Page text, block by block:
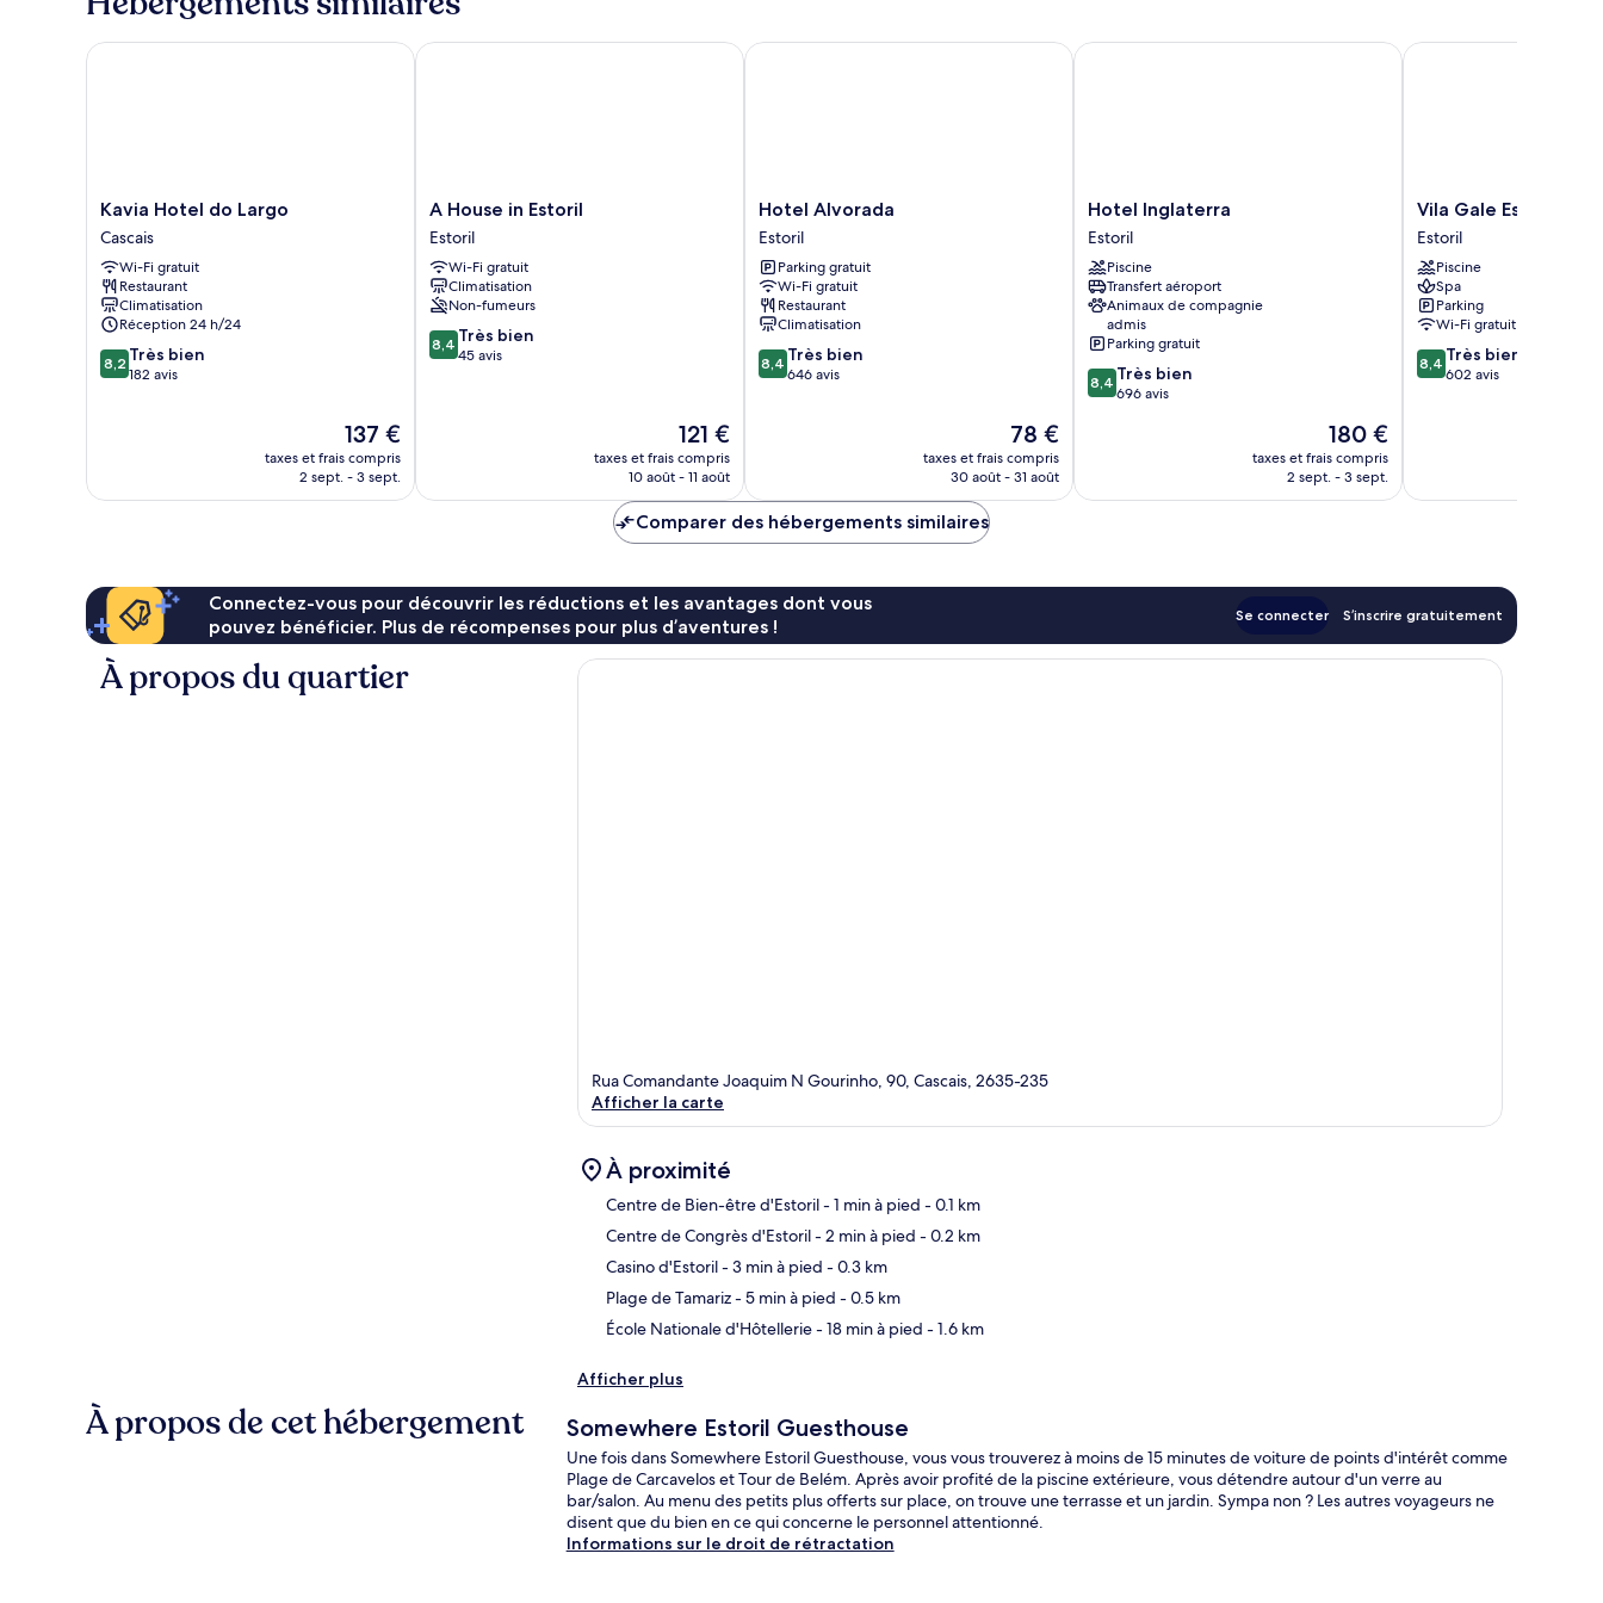
jumeaux
de
Chambre
terrasse
Chambre
Suite
Kavia
Hotel
do
Largo
Cascais
Kavia Hotel do Largo
Cascais
Wi-Fi gratuit
Restaurant
Climatisation
Réception 24 h/24
8.2
sur
8,2 Très bien
182 avis
Le
nouveau
prix
137 €
taxes et frais compris
2 sept. - 3 sept.
Kavia Hotel do Largo
A
House
in
Estoril
Estoril
A House in Estoril
Estoril
Wi-Fi gratuit
Climatisation
Non-fumeurs
8.4
sur
8,4 Très bien
45 avis
Le
nouveau
prix
de
121 €
121 €
taxes et frais compris
10 août - 11 août
A House in Estoril
Hotel
Alvorada
Estoril
Hotel Alvorada
Estoril
Parking gratuit
Wi-Fi gratuit
Restaurant
Climatisation
8.4
sur
8,4 Très bien
646 avis
Le
nouveau
prix
78 €
taxes et frais compris
30 août - 31 août
Hotel Alvorada
Hotel
Inglaterra
Estoril
Hotel Inglaterra
Estoril
Piscine
Transfert aéroport
Animaux de compagnie
admis
Parking gratuit
8.4
sur
8,4 Très bien
696 avis
Le
nouveau
prix
180 €
taxes et frais compris
2 sept. - 3 sept.
Hotel Inglaterra
Vila
Gale
Estoril
Hotel
Estoril
Vila Gale Estoril
Estoril
Piscine
Spa
Parking
Wi-Fi gratuit
8.4
sur
8,4 Très bien
602 avis
Vila Gale Estoril Hotel
Comparer des hébergements similaires
Connectez-vous pour découvrir les réductions et les avantages dont vous
pouvez bénéficier. Plus de récompenses pour plus d’aventures !
Se connecter S’inscrire gratuitement
À propos du quartier
Rua Comandante Joaquim N Gourinho, 90, Cascais, 2635-235
Afficher la carte
À proximité
Centre de Bien-être d'Estoril- 1 min à pied - 0.1 km
Centre de Congrès d'Estoril- 2 min à pied - 0.2 km
Casino d'Estoril- 3 min à pied - 0.3 km
Plage de Tamariz- 5 min à pied - 0.5 km
École Nationale d'Hôtellerie- 18 min à pied - 1.6 km
Afficher plus
À propos de cet hébergement Somewhere Estoril Guesthouse
Une fois dans Somewhere Estoril Guesthouse, vous vous trouverez à moins de 15 minutes de voiture de points d'intérêt comme
Plage de Carcavelos et Tour de Belém. Après avoir profité de la piscine extérieure, vous détendre autour d'un verre au
bar/salon. Au menu des petits plus offerts sur place, on trouve une terrasse et un jardin. Sympa non ? Les autres voyageurs ne
disent que du bien en ce qui concerne le personnel attentionné.
Informations sur le droit de rétractation